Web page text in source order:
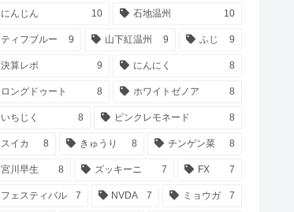
にんじん 10 石地温州 10
ティフブルー 9 山下紅温州 9 ふじ 9
決算レポ 9 にんにく 8
ロングドゥート 8 ホワイトゼノア 8
いちじく 8 ピンクレモネード 8
スイカ 8 きゅうり 8 チンゲン菜 8
宮川早生 8 ズッキーニ 7 FX 7
フェスティバル 7 NVDA 7 ミョウガ 7